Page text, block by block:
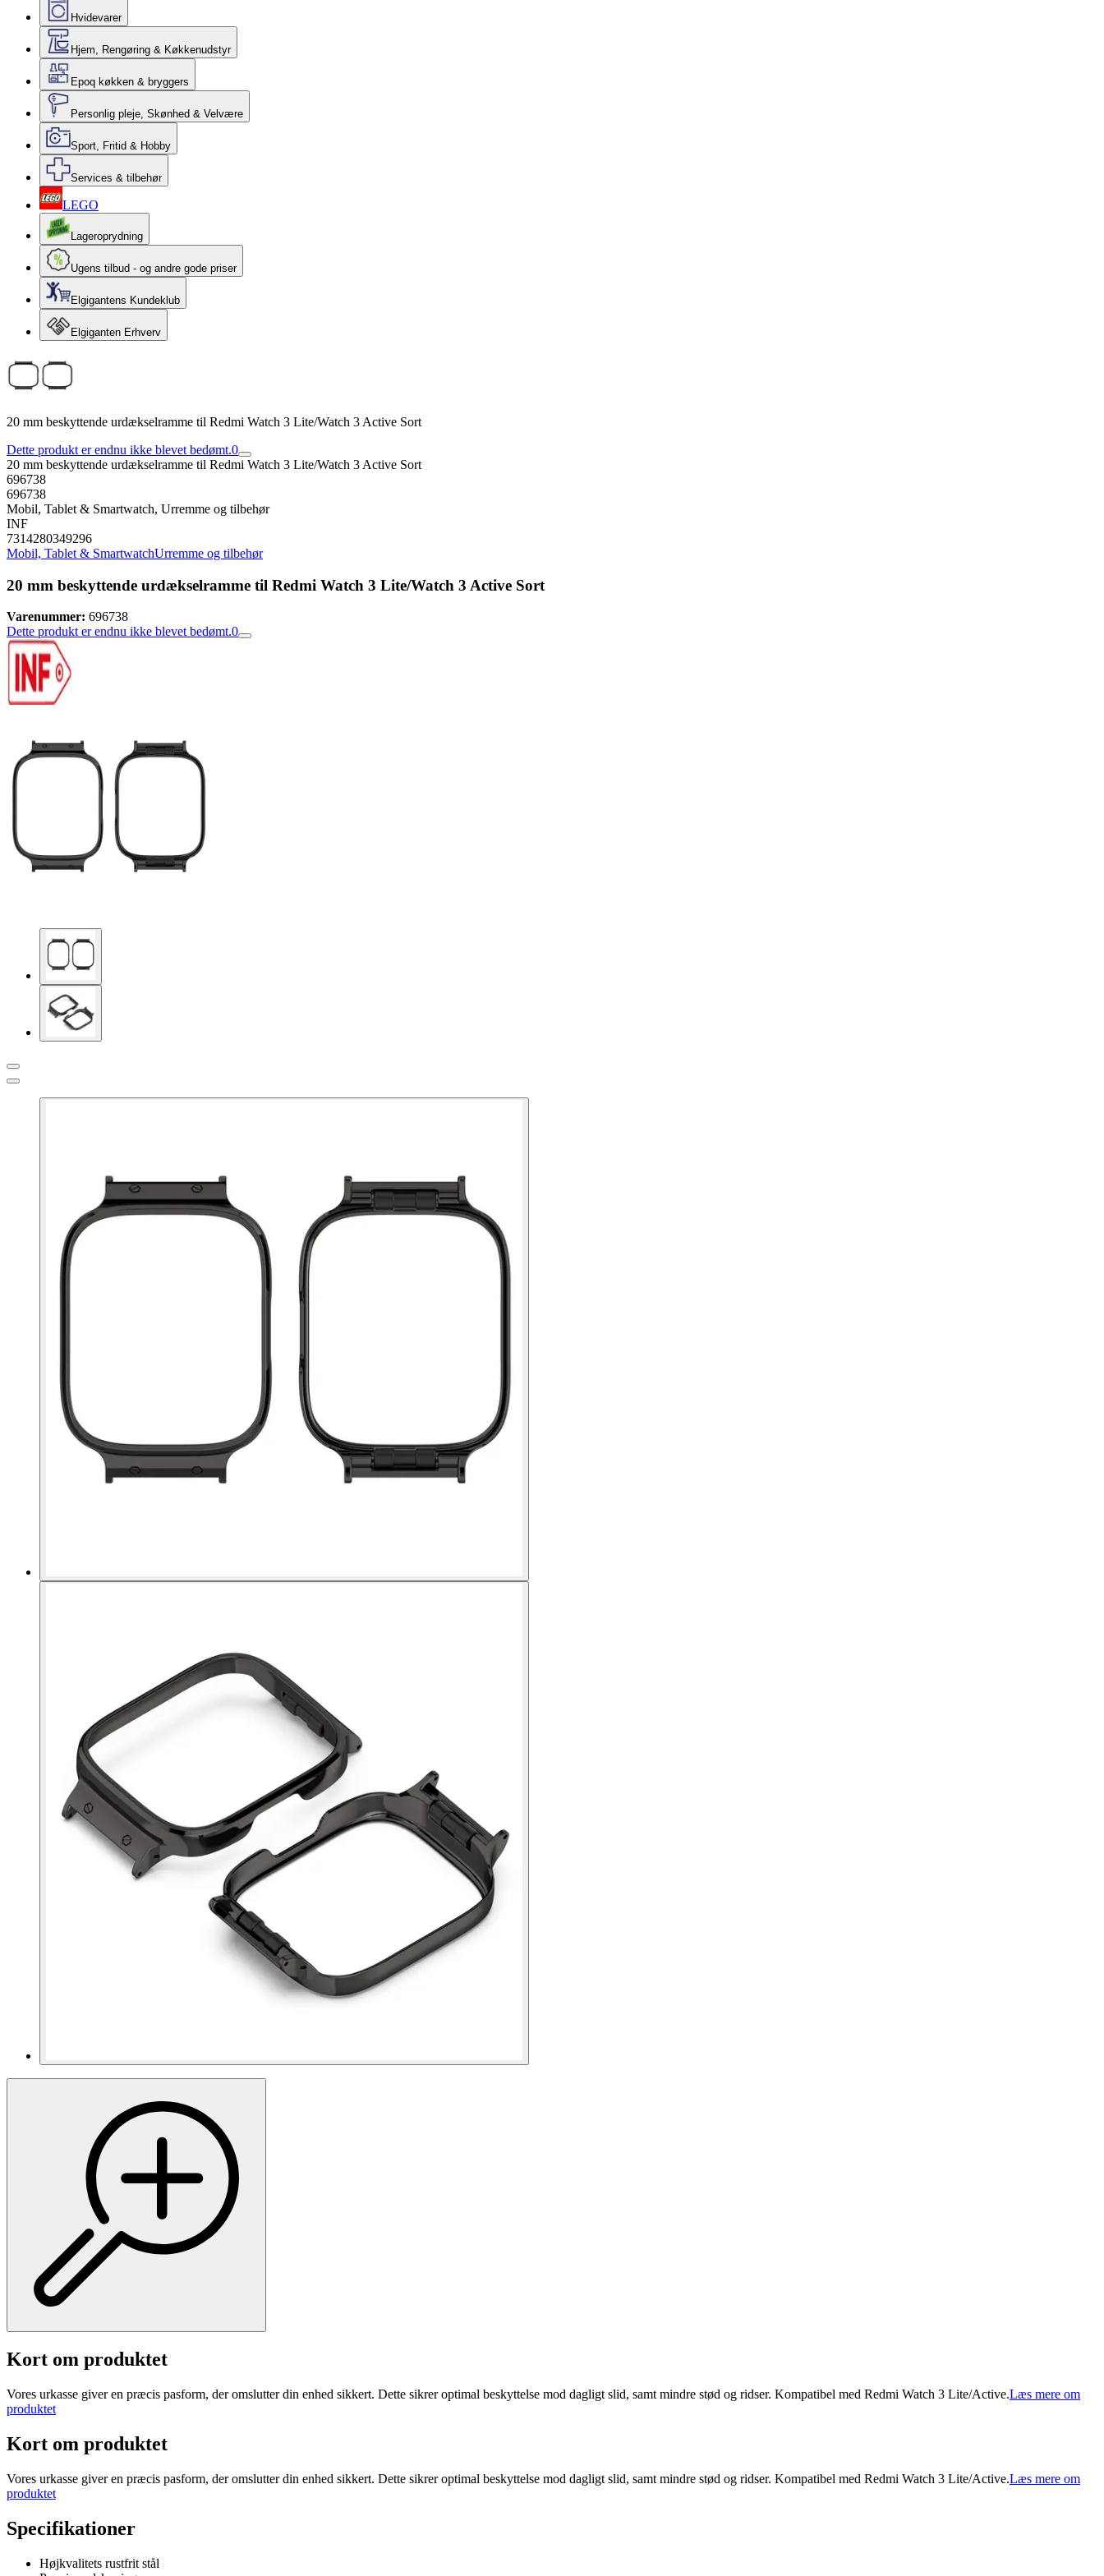
Hvidevarer
Hjem, Rengøring & Køkkenudstyr
Epoq køkken & bryggers
Personlig pleje, Skønhed & Velvære
Sport, Fritid & Hobby
Services & tilbehør
LEGO
Lageroprydning
Ugens tilbud - og andre gode priser
Elgigantens Kundeklub
Elgiganten Erhverv
20 mm beskyttende urdækselramme til Redmi Watch 3 Lite/Watch 3 Active Sort
Dette produkt er endnu ikke blevet bedømt.0
20 mm beskyttende urdækselramme til Redmi Watch 3 Lite/Watch 3 Active Sort
696738
696738
Mobil, Tablet & Smartwatch, Urremme og tilbehør
INF
7314280349296
Mobil, Tablet & SmartwatchUrremme og tilbehør
20 mm beskyttende urdækselramme til Redmi Watch 3 Lite/Watch 3 Active Sort
Varenummer: 696738
Dette produkt er endnu ikke blevet bedømt.0
Kort om produktet
Vores urkasse giver en præcis pasform, der omslutter din enhed sikkert. Dette sikrer optimal beskyttelse mod dagligt slid, samt mindre stød og ridser. Kompatibel med Redmi Watch 3 Lite/Active.Læs mere om
produktet
Kort om produktet
Vores urkasse giver en præcis pasform, der omslutter din enhed sikkert. Dette sikrer optimal beskyttelse mod dagligt slid, samt mindre stød og ridser. Kompatibel med Redmi Watch 3 Lite/Active.Læs mere om
produktet
Specifikationer
Højkvalitets rustfrit stål